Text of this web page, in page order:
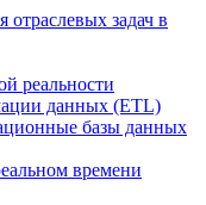
задач в
реальности
данных (ETL)
базы данных
времени